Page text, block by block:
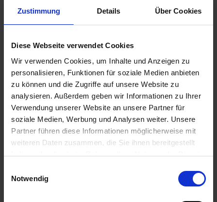
Zustimmung Details Über Cookies
Diese Webseite verwendet Cookies
Wir verwenden Cookies, um Inhalte und Anzeigen zu
personalisieren, Funktionen für soziale Medien anbieten
zu können und die Zugriffe auf unsere Website zu
analysieren. Außerdem geben wir Informationen zu Ihrer
Verwendung unserer Website an unsere Partner für
soziale Medien, Werbung und Analysen weiter. Unsere
Partner führen diese Informationen möglicherweise mit
weiteren Daten zusammen, die Sie ihnen bereitgestellt
haben oder die sie im Rahmen Ihrer Nutzung der Dienste
Cookies, wenn Sie unsere Webseite weiterhin nutzen.
Notwendig
39,95 €
Deutschlands
In denWarenkorb
Merken Bewerten
Artikel Nr.: 1131258
bieten wir eine geteilte Steuerkette mit...